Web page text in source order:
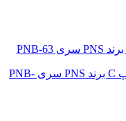
کلید مینیاتوری AC سه پل 6 آمپر 6kA تیپ C برند PNS سری PNB-